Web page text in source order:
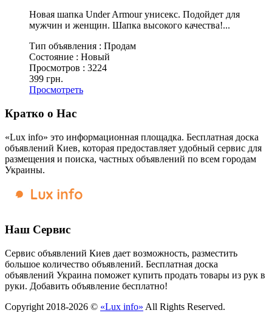
Новая шапка Under Armour унисекс. Подойдет для
мужчин и женщин. Шапка высокого качества!...
Тип объявления : Продам
Состояние : Новый
Просмотров : 3224
399 грн.
Просмотреть
Кратко о Нас
«Lux info» это информационная площадка. Бесплатная доска
объявлений Киев, которая предоставляет удобный сервис для
размещения и поиска, частных объявлений по всем городам
Украины.
Наш Сервис
Сервис объявлений Киев дает возможность, разместить
большое количество объявлений. Бесплатная доска
объявлений Украина поможет купить продать товары из рук в
руки. Добавить объявление бесплатно!
Copyright 2018-2026 © «Lux info» All Rights Reserved.